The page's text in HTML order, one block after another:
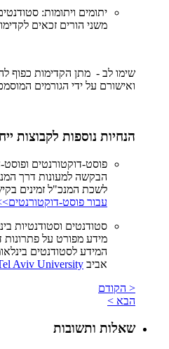
יתומים ויתומות:
משני הורים זכאים
שימו לב - מתן הקדימות כפוף
ואישורם על ידי הגורמים
הנחיות נוספות לקבוצות
פוסט-דוקטורנטים
הבקשה למעונות דרך
לשכת המנכ"ל זמינים
עבור פוסט-
מידע מפורט על פתרונות
המידע לסטודנטים
אביב Aviv University>>
< הקודם
הבא >
שאלות ותשובות